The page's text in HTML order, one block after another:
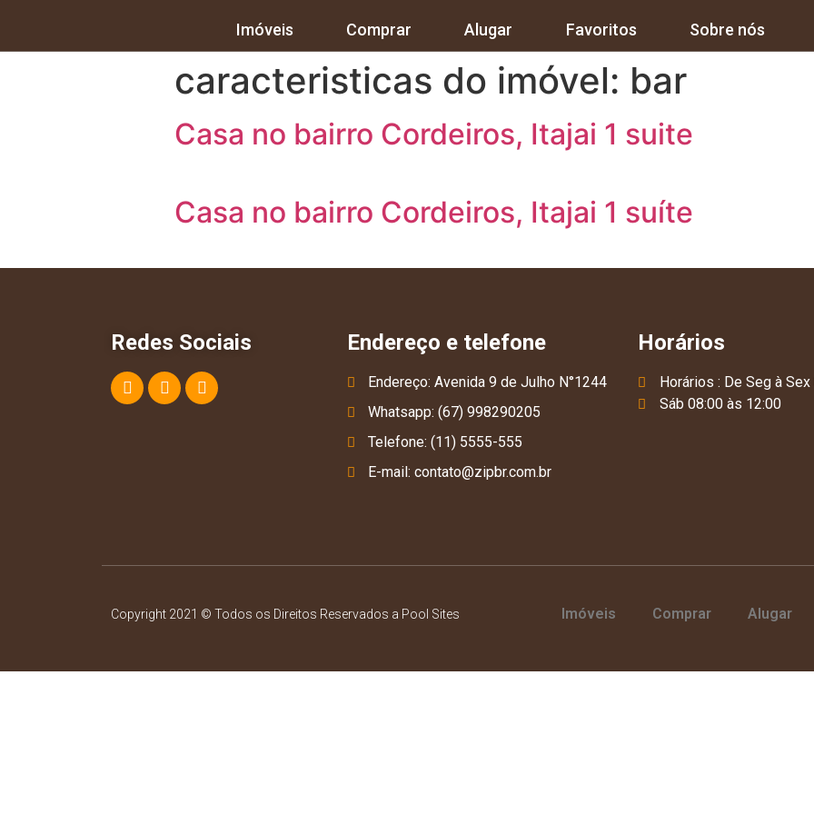
Imóveis Comprar Alugar Favoritos Sobre nós
caracteristicas do imóvel: bar
Casa no bairro Cordeiros, Itajai 1 suite
Casa no bairro Cordeiros, Itajai 1 suíte
Redes Sociais Endereço e telefone
Endereço: Avenida 9 de Julho N°1244
Whatsapp: (67) 998290205
Telefone: (11) 5555-555
E-mail: contato@zipbr.com.br
Horários
Horários : De Seg à
Sáb 08:00 às 12:00
Copyright 2021 © Todos os Direitos Reservados a Pool Sites Imóveis Comprar Alugar